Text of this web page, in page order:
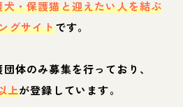
犬・保護猫と迎えたい人を結ぶ
グサイトです。
体のみ募集を行っており、
上が登録しています。